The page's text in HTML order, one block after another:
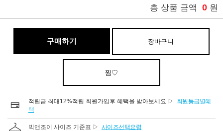
총 상품 금액 0 원
구매하기 장바구니
찜♡
적립금 최대12%적립 회원가입후 혜택을 받아보세요 ▷
회원등급별혜
택
빅앤조이 사이즈 기준표 ▷ 사이즈선택요령